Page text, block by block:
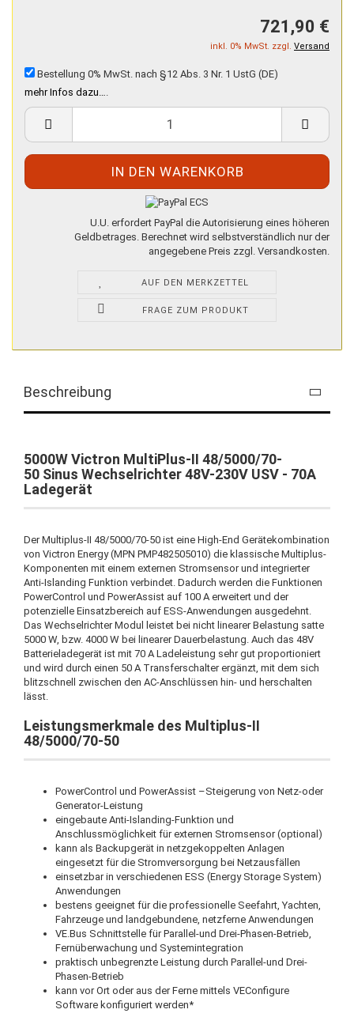
721,90 €
inkl. 0% MwSt. zzgl. Versand
Bestellung 0% MwSt. nach §12 Abs. 3 Nr. 1 UstG (DE)
mehr Infos dazu…
U.U. erfordert PayPal die Autorisierung eines höheren
Geldbetrages. Berechnet wird selbstverständlich nur der
angegebene Preis zzgl. Versandkosten.
AUF DEN MERKZETTEL
FRAGE ZUM PRODUKT
Beschreibung
5000W Victron MultiPlus-II 48/5000/70-
50 Sinus Wechselrichter 48V-230V USV - 70A
Ladegerät
Der Multiplus-II 48/5000/70-50 ist eine High-End Gerätekombination
von Victron Energy (MPN PMP482505010) die klassische Multiplus-
Komponenten mit einem externen Stromsensor und integrierter
Anti-Islanding Funktion verbindet. Dadurch werden die Funktionen
PowerControl und PowerAssist auf 100 A erweitert und der
potenzielle Einsatzbereich auf ESS-Anwendungen ausgedehnt.
Das Wechselrichter Modul leistet bei nicht linearer Belastung satte
5000 W, bzw. 4000 W bei linearer Dauerbelastung. Auch das 48V
Batterieladegerät ist mit 70 A Ladeleistung sehr gut proportioniert
und wird durch einen 50 A Transferschalter ergänzt, mit dem sich
blitzschnell zwischen den AC-Anschlüssen hin- und herschalten
lässt.
Leistungsmerkmale des Multiplus-II
48/5000/70-50
PowerControl und PowerAssist –Steigerung von Netz-oder
Generator-Leistung
eingebaute Anti-Islanding-Funktion und
Anschlussmöglichkeit für externen Stromsensor (optional)
kann als Backupgerät in netzgekoppelten Anlagen
eingesetzt für die Stromversorgung bei Netzausfällen
einsetzbar in verschiedenen ESS (Energy Storage System)
Anwendungen
bestens geeignet für die professionelle Seefahrt, Yachten,
Fahrzeuge und landgebundene, netzferne Anwendungen
VE.Bus Schnittstelle für Parallel-und Drei-Phasen-Betrieb,
Fernüberwachung und Systemintegration
praktisch unbegrenzte Leistung durch Parallel-und Drei-
Phasen-Betrieb
kann vor Ort oder aus der Ferne mittels VEConfigure
Software konfiguriert werden*